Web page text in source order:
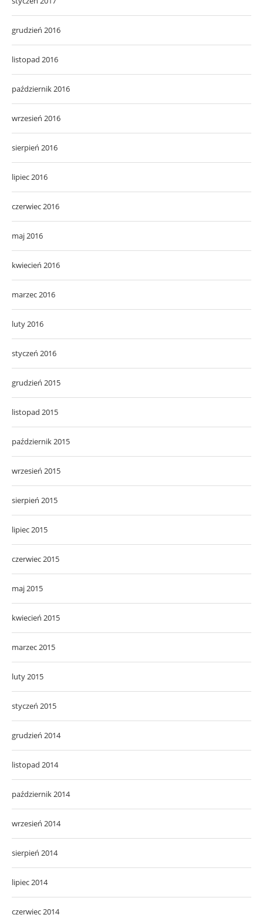
grudzień 2016
listopad 2016
październik 2016
wrzesień 2016
sierpień 2016
lipiec 2016
czerwiec 2016
maj 2016
kwiecień 2016
marzec 2016
luty 2016
styczeń 2016
grudzień 2015
listopad 2015
październik 2015
wrzesień 2015
sierpień 2015
lipiec 2015
czerwiec 2015
maj 2015
kwiecień 2015
marzec 2015
luty 2015
styczeń 2015
grudzień 2014
listopad 2014
październik 2014
wrzesień 2014
sierpień 2014
lipiec 2014
czerwiec 2014